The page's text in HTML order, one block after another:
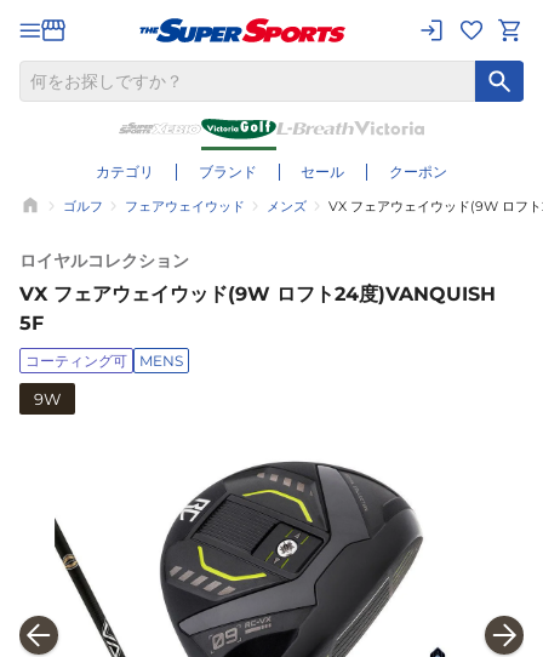
カテゴリ ブランド セール クーポン
ゴルフ フェアウェイウッド メンズ VX フェアウェイウッド(9W ロフ
ロイヤルコレクション
VX フェアウェイウッド(9W ロフト24度)VANQUISH
5F
コーティング可 MENS
9W